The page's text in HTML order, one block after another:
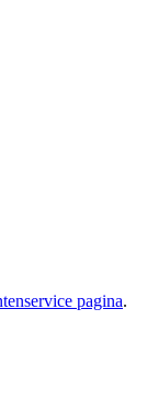
pagina.